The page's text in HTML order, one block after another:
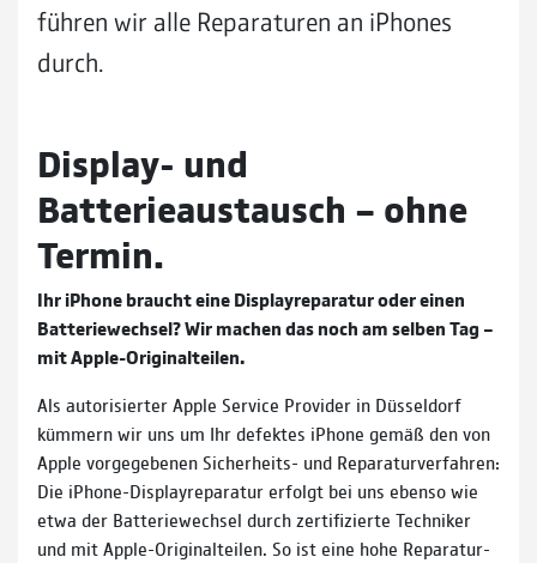
führen wir alle Repa­ra­turen an iPhones
durch.
Display- und
Batterieaustausch – ohne
Termin.
Ihr iPhone braucht eine Display­reparatur oder einen
Batterie­wechsel? Wir machen das noch am selben Tag –
mit Apple-Original­teilen.
Als autorisierter Apple Service Provider in Düssel­dorf
küm­mern wir uns um Ihr defek­tes iPhone ge­mäß den von
Apple vor­ge­gebenen Sicher­heits- und Repa­ratur­verfahren:
Die iPhone-Display­reparatur er­folgt bei uns eben­so wie
etwa der Batterie­wechsel durch zerti­fi­zierte Techniker
und mit Apple-Ori­gi­nal­teilen. So ist eine hohe Repara­tur­